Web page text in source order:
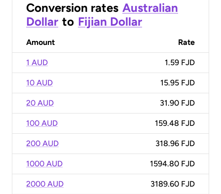
Conversion rates Australian
Dollar to Fijian Dollar
Amount Rate
1 AUD 1.59 FJD
10 AUD 15.95 FJD
20 AUD 31.90 FJD
100 AUD 159.48 FJD
200 AUD 318.96 FJD
1000 AUD 1594.80 FJD
2000 AUD 3189.60 FJD